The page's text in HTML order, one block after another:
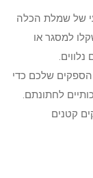
של שמלת הכלה
למסגר או
שלכם כדי
לחתונתם.
קטנים